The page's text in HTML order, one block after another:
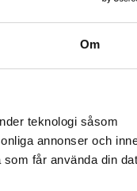
Om
teknologi såsom
annonser och
får använda din
älskar
trots den galna
i rader,
grönsaker. Det är
smörgåstårta.
– och
på självaste Messi.